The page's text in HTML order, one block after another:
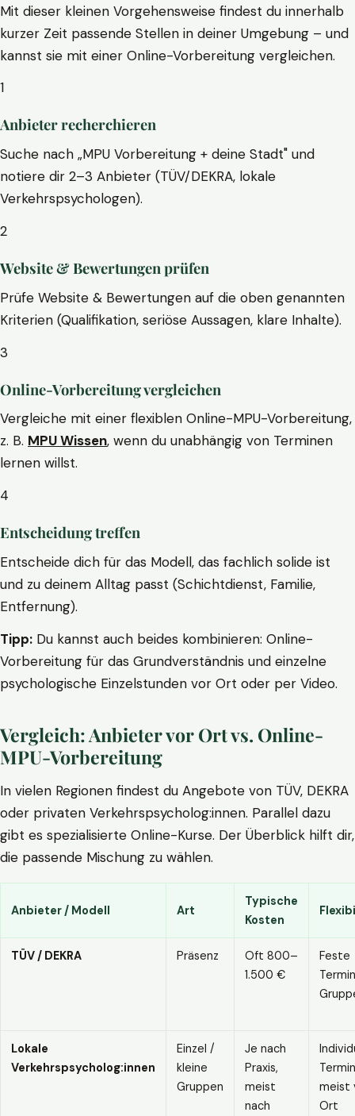
Mit dieser kleinen Vorgehensweise findest du innerhalb
kurzer Zeit passende Stellen in deiner Umgebung – und
kannst sie mit einer Online-Vorbereitung vergleichen.
1
Anbieter recherchieren
Suche nach „MPU Vorbereitung + deine Stadt" und
notiere dir 2–3 Anbieter (TÜV/DEKRA, lokale
Verkehrspsychologen).
2
Website & Bewertungen prüfen
Prüfe Website & Bewertungen auf die oben genannten
Kriterien (Qualifikation, seriöse Aussagen, klare Inhalte).
3
Online-Vorbereitung vergleichen
Vergleiche mit einer flexiblen Online-MPU-Vorbereitung,
z. B. MPU Wissen, wenn du unabhängig von Terminen
lernen willst.
4
Entscheidung treffen
Entscheide dich für das Modell, das fachlich solide ist
und zu deinem Alltag passt (Schichtdienst, Familie,
Entfernung).
Tipp: Du kannst auch beides kombinieren: Online-
Vorbereitung für das Grundverständnis und einzelne
psychologische Einzelstunden vor Ort oder per Video.
Vergleich: Anbieter vor Ort vs. Online-
MPU-Vorbereitung
In vielen Regionen findest du Angebote von TÜV, DEKRA
oder privaten Verkehrspsycholog:innen. Parallel dazu
gibt es spezialisierte Online-Kurse. Der Überblick hilft dir,
die passende Mischung zu wählen.
Anbieter / Modell Art
Typische
Kosten
TÜV / DEKRA Präsenz
Oft 800–
1.500 €
Feste
Lokale
Verkehrspsycholog:innen
Einzel /
kleine
Gruppen
Je nach
Praxis,
meist
nach
meist
Ort